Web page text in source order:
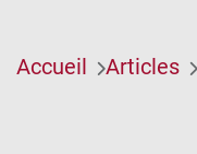
Accueil Articles